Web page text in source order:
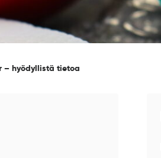
– hyödyllistä tietoa